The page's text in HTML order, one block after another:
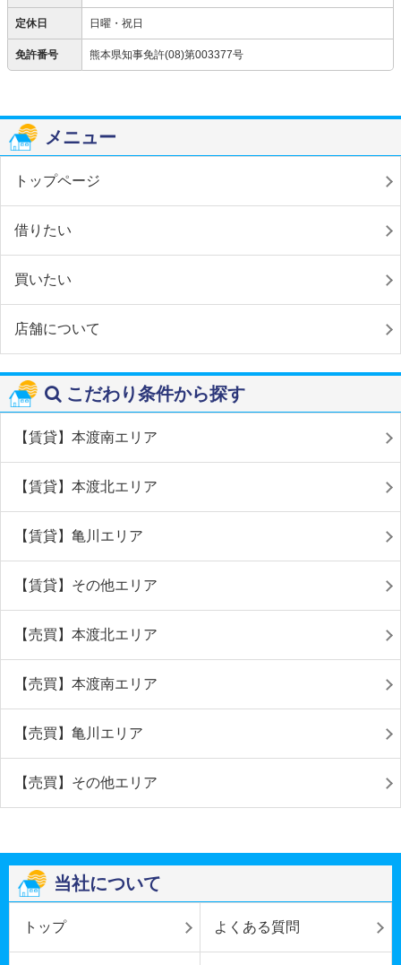
定休日 日曜・祝日
免許番号 熊本県知事免許(08)第003377号
メニュー
トップページ
借りたい
買いたい
店舗について
こだわり条件から探す
【賃貸】本渡南エリア
【賃貸】本渡北エリア
【賃貸】亀川エリア
【賃貸】その他エリア
【売買】本渡北エリア
【売買】本渡南エリア
【売買】亀川エリア
【売買】その他エリア
当社について
トップ よくある質問